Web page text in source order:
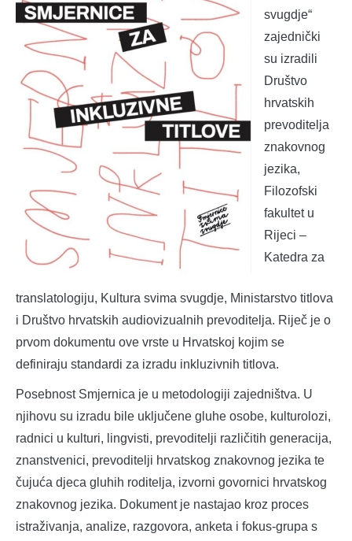
svugdje“
zajednički
su izradili
Društvo
hrvatskih
prevoditelja
znakovnog
jezika,
Filozofski
fakultet u
Rijeci –
Katedra za
translatologiju, Kultura svima svugdje, Ministarstvo titlova
i Društvo hrvatskih audiovizualnih prevoditelja. Riječ je o
prvom dokumentu ove vrste u Hrvatskoj kojim se
definiraju standardi za izradu inkluzivnih titlova.
Posebnost Smjernica je u metodologiji zajedništva. U
njihovu su izradu bile uključene gluhe osobe, kulturolozi,
radnici u kulturi, lingvisti, prevoditelji različitih generacija,
znanstvenici, prevoditelji hrvatskog znakovnog jezika te
čujuća djeca gluhih roditelja, izvorni govornici hrvatskog
znakovnog jezika. Dokument je nastajao kroz proces
istraživanja, analize, razgovora, anketa i fokus-grupa s